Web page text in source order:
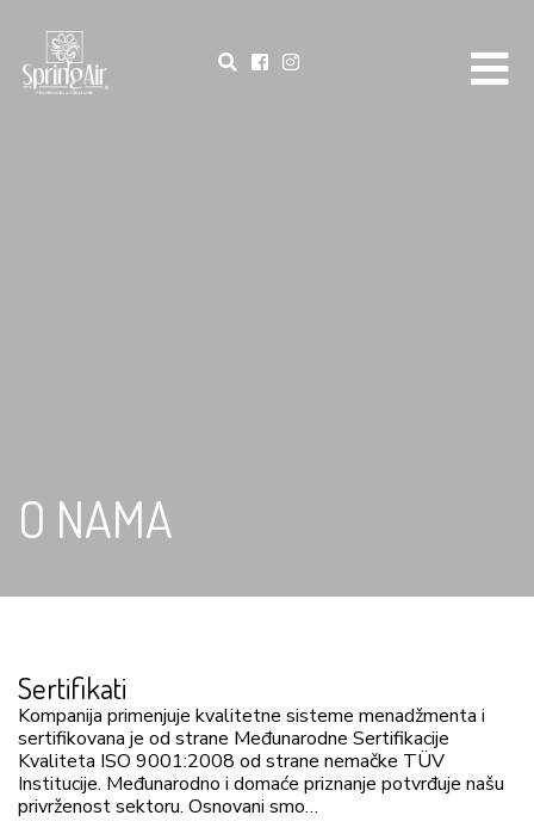
O NAMA
Sertifikati
Kompanija primenjuje kvalitetne sisteme menadžmenta i
sertifikovana je od strane Međunarodne Sertifikacije
Kvaliteta ISO 9001:2008 od strane nemačke TÜV
Institucije. Međunarodno i domaće priznanje potvrđuje našu
privrženost sektoru. Osnovani smo…